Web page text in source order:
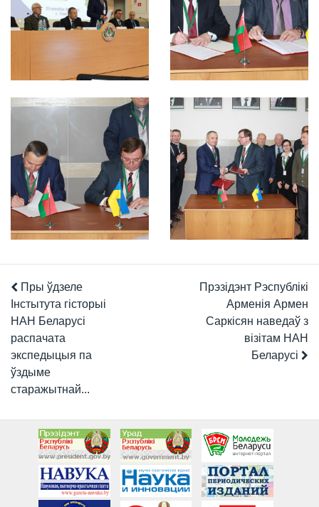
Пры ўдзеле
Інстытута гісторыі
НАН Беларусі
распачата
экспедыцыя па
ўздыме
старажытнай...
Прэзідэнт Рэспублікі
Арменія Армен
Саркісян наведаў з
візітам НАН
Беларусі